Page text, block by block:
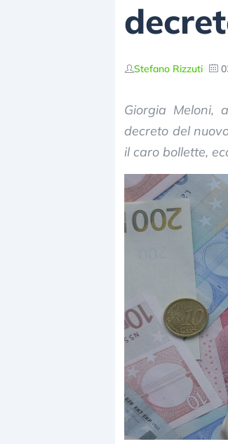
Stefano Rizzuti
Giorgia Meloni,
decreto del
il caro bollette,
Dalle